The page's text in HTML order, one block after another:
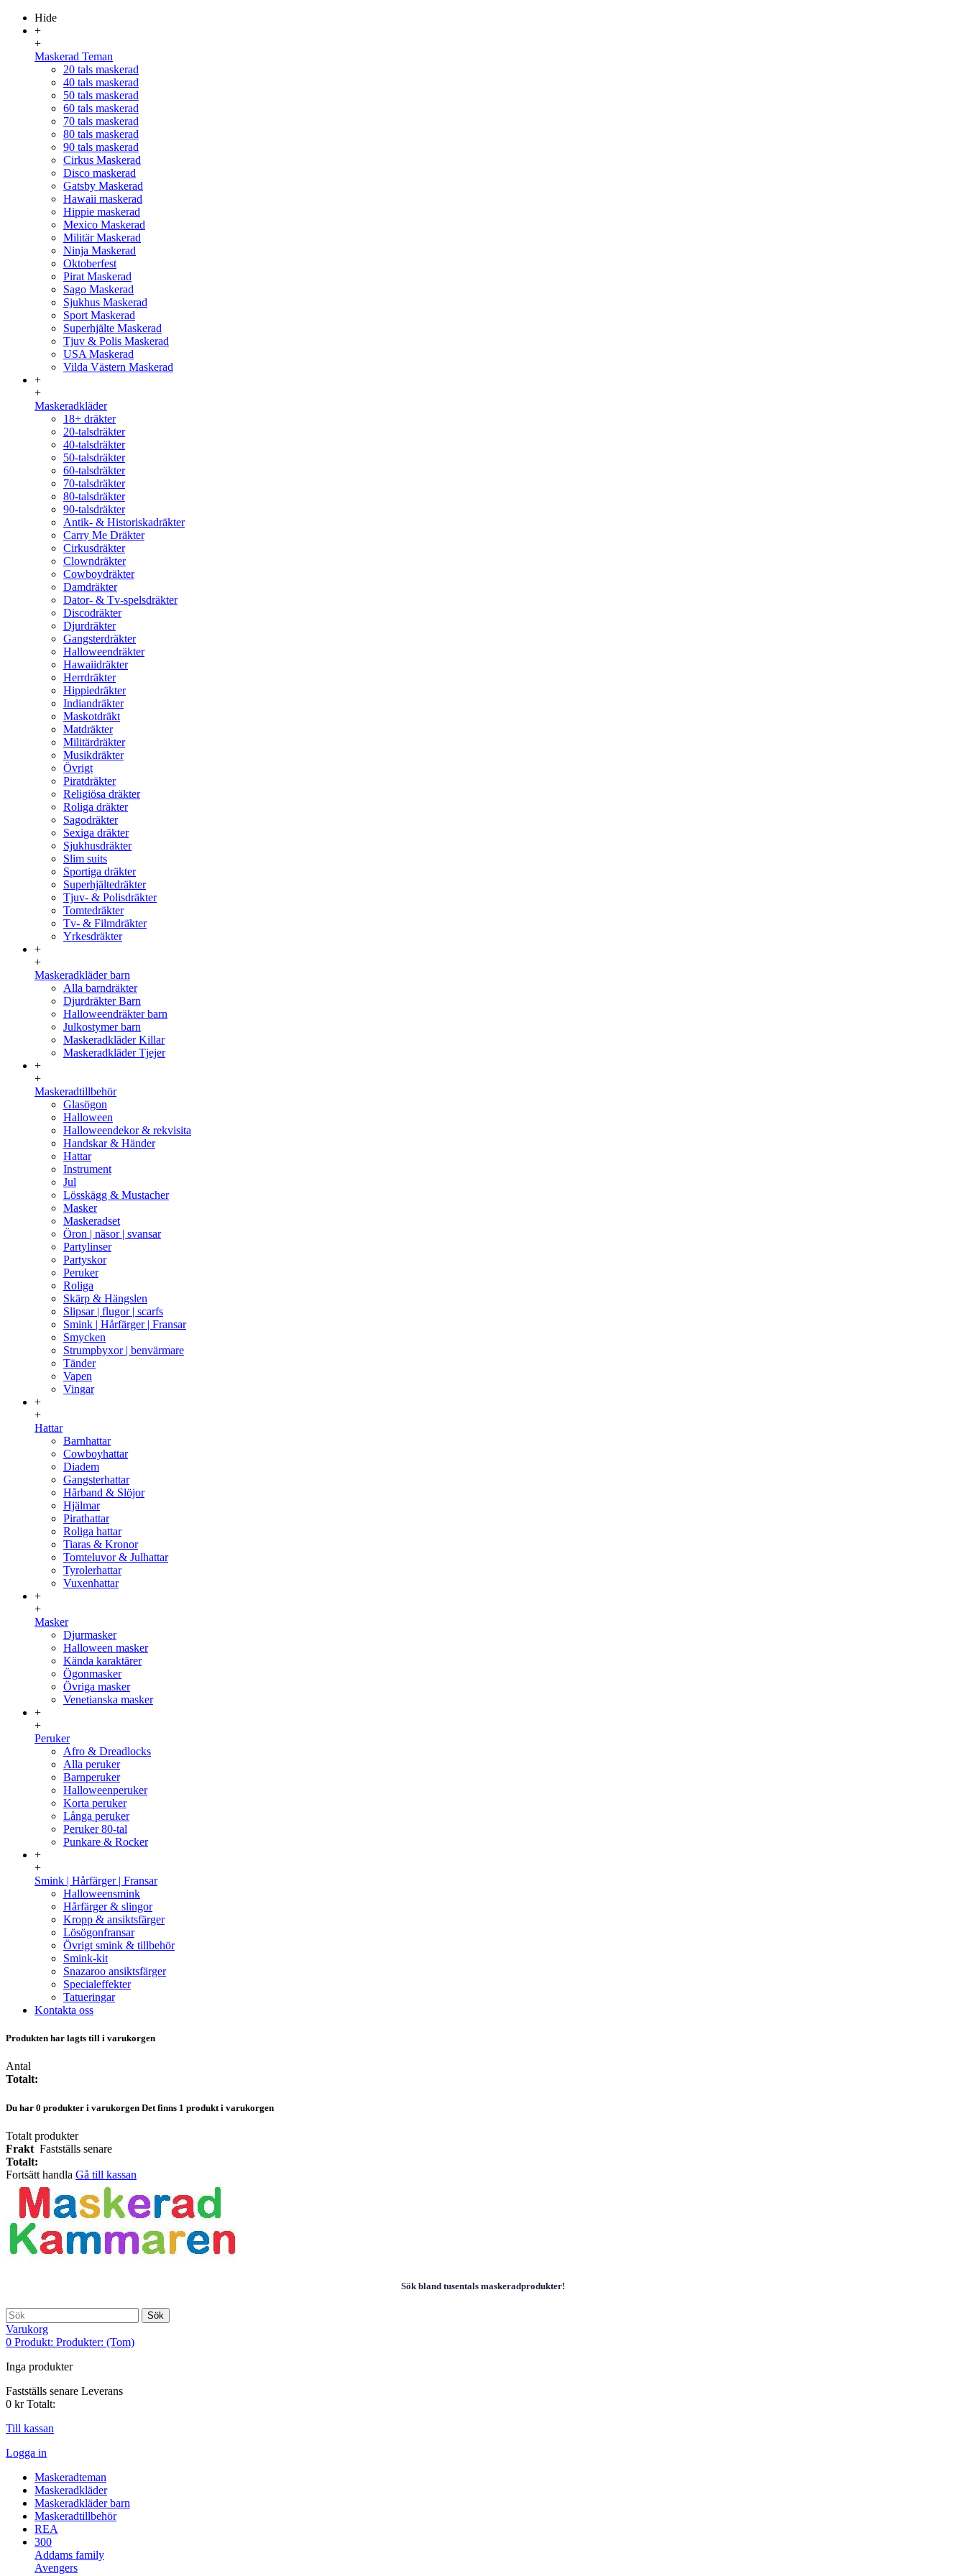
Hide
+
+
Maskerad Teman
20 tals maskerad
40 tals maskerad
50 tals maskerad
60 tals maskerad
70 tals maskerad
80 tals maskerad
90 tals maskerad
Cirkus Maskerad
Disco maskerad
Gatsby Maskerad
Hawaii maskerad
Hippie maskerad
Mexico Maskerad
Militär Maskerad
Ninja Maskerad
Oktoberfest
Pirat Maskerad
Sago Maskerad
Sjukhus Maskerad
Sport Maskerad
Superhjälte Maskerad
Tjuv & Polis Maskerad
USA Maskerad
Vilda Västern Maskerad
+
+
Maskeradkläder
18+ dräkter
20-talsdräkter
40-talsdräkter
50-talsdräkter
60-talsdräkter
70-talsdräkter
80-talsdräkter
90-talsdräkter
Antik- & Historiskadräkter
Carry Me Dräkter
Cirkusdräkter
Clowndräkter
Cowboydräkter
Damdräkter
Dator- & Tv-spelsdräkter
Discodräkter
Djurdräkter
Gangsterdräkter
Halloweendräkter
Hawaiidräkter
Herrdräkter
Hippiedräkter
Indiandräkter
Maskotdräkt
Matdräkter
Militärdräkter
Musikdräkter
Övrigt
Piratdräkter
Religiösa dräkter
Roliga dräkter
Sagodräkter
Sexiga dräkter
Sjukhusdräkter
Slim suits
Sportiga dräkter
Superhjältedräkter
Tjuv- & Polisdräkter
Tomtedräkter
Tv- & Filmdräkter
Yrkesdräkter
+
+
Maskeradkläder barn
Alla barndräkter
Djurdräkter Barn
Halloweendräkter barn
Julkostymer barn
Maskeradkläder Killar
Maskeradkläder Tjejer
+
+
Maskeradtillbehör
Glasögon
Halloween
Halloweendekor & rekvisita
Handskar & Händer
Hattar
Instrument
Jul
Lösskägg & Mustacher
Masker
Maskeradset
Öron | näsor | svansar
Partylinser
Partyskor
Peruker
Roliga
Skärp & Hängslen
Slipsar | flugor | scarfs
Smink | Hårfärger | Fransar
Smycken
Strumpbyxor | benvärmare
Tänder
Vapen
Vingar
+
+
Hattar
Barnhattar
Cowboyhattar
Diadem
Gangsterhattar
Hårband & Slöjor
Hjälmar
Pirathattar
Roliga hattar
Tiaras & Kronor
Tomteluvor & Julhattar
Tyrolerhattar
Vuxenhattar
+
+
Masker
Djurmasker
Halloween masker
Kända karaktärer
Ögonmasker
Övriga masker
Venetianska masker
+
+
Peruker
Afro & Dreadlocks
Alla peruker
Barnperuker
Halloweenperuker
Korta peruker
Långa peruker
Peruker 80-tal
Punkare & Rocker
+
+
Smink | Hårfärger | Fransar
Halloweensmink
Hårfärger & slingor
Kropp & ansiktsfärger
Lösögonfransar
Övrigt smink & tillbehör
Smink-kit
Snazaroo ansiktsfärger
Specialeffekter
Tatueringar
Kontakta oss
Produkten har lagts till i varukorgen
Antal
Totalt:
Du har 0 produkter i varukorgen Det finns 1 produkt i varukorgen
Totalt produkter
Frakt Fastställs senare
Totalt:
Fortsätt handla Gå till kassan
Sök bland tusentals maskeradprodukter!
Sök
Varukorg
0 Produkt: Produkter: (Tom)
Inga produkter
Fastställs senare Leverans
0 kr Totalt:
Till kassan
Logga in
Maskeradteman
Maskeradkläder
Maskeradkläder barn
Maskeradtillbehör
REA
300
Addams family
Avengers